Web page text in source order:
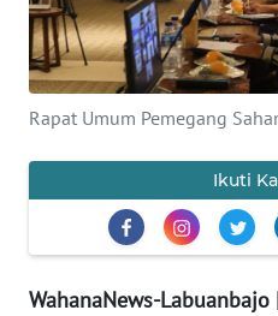
Rapat Umum Pemegang
Ikuti
WahanaNews-Labuanbajo
Informasi
INDEKS
BERITA